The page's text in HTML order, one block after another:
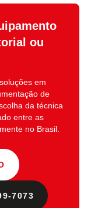
ou
em
de
da técnica
entre as
no Brasil.
7073